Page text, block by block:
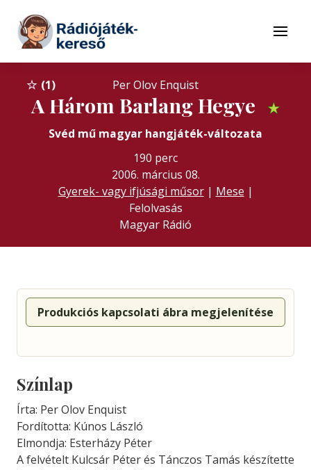
Tovább a tartalomhoz
Menü
1 Per Olov Enquist
A Három Barlang Hegye ★
Svéd mű magyar hangjáték-változata
190 perc
2006. március 08.
Gyerek- vagy ifjúsági műsor| Mese |
Felolvasás
Magyar Rádió
Produkciós kapcsolati ábra megjelenítése
Színlap
Írta: Per Olov Enquist
Fordította: Kúnos László
Elmondja: Esterházy Péter
A felvételt Kulcsár Péter és Tánczos Tamás készítette